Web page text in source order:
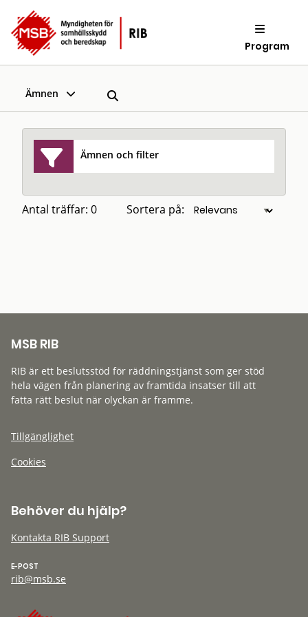
Program
Ämnen
Ämnen och filter
Antal träffar: 0 Sortera på:
MSB RIB
RIB är ett beslutsstöd för räddningstjänst som ger stöd
hela vägen från planering av framtida insatser till att
fatta rätt beslut när olyckan är framme.
Tillgänglighet
Cookies
Behöver du hjälp?
Kontakta RIB Support
E-POST
rib@msb.se